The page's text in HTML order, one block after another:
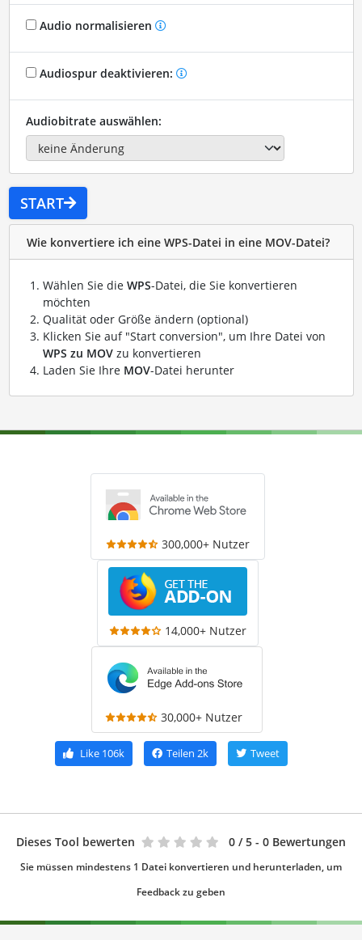
Audio normalisieren
Audiospur deaktivieren:
Audiobitrate auswählen:
START
Wie konvertiere ich eine WPS-Datei in eine MOV-Datei?
Wählen Sie die WPS-Datei, die Sie konvertieren
möchten
Qualität oder Größe ändern (optional)
Klicken Sie auf "Start conversion", um Ihre Datei von
WPS zu MOVzu konvertieren
Laden Sie Ihre MOV-Datei herunter
300,000+ Nutzer
14,000+ Nutzer
30,000+ Nutzer
Like 106k Teilen 2k Tweet
Dieses Tool bewerten 0 / 5 - 0 Bewertungen
Sie müssen mindestens 1 Datei konvertieren und herunterladen, um
Feedback zu geben